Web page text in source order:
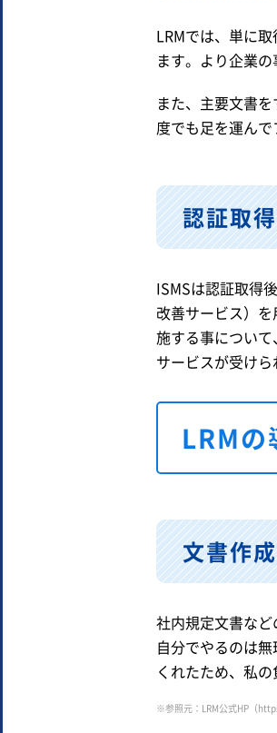
LRMでは、単に
ます。より企業
また、主要文書
度でも足を運んで
認証取
ISMSは認証取得
改善サービス）
施する事につい
サービスが受けら
LRMの
文書作
社内規定文書な
自分でやるのは
くれたため、私
※参照元：LRM公式HP（